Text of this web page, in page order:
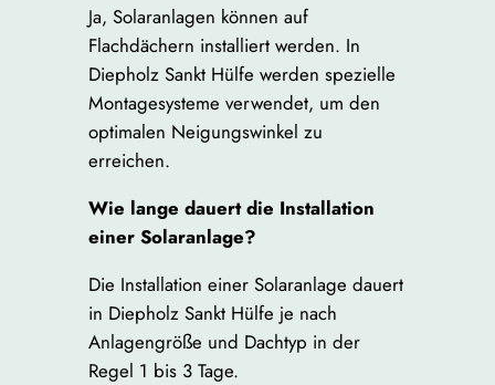
Ja, Solaranlagen können auf
Flachdächern installiert werden. In
Diepholz Sankt Hülfe werden spezielle
Montagesysteme verwendet, um den
optimalen Neigungswinkel zu
erreichen.
Wie lange dauert die Installation
einer Solaranlage?
Die Installation einer Solaranlage dauert
in Diepholz Sankt Hülfe je nach
Anlagengröße und Dachtyp in der
Regel 1 bis 3 Tage.